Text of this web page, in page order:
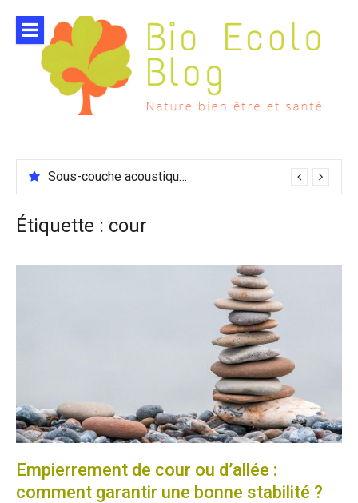
contenu
Sous-couche acoustique compatible chauffage sol
Étiquette : cour
Empierrement de cour ou d’allée :
comment garantir une bonne stabilité ?